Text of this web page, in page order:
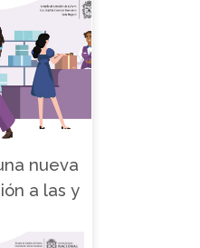
nueva
a las y